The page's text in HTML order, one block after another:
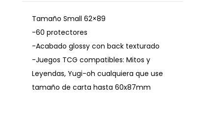
Tamaño Small 62×89
-60 protectores
-Acabado glossy con back texturado
-Juegos TCG compatibles: Mitos y
Leyendas, Yugi-oh cualquiera que use
tamaño de carta hasta 60x87mm